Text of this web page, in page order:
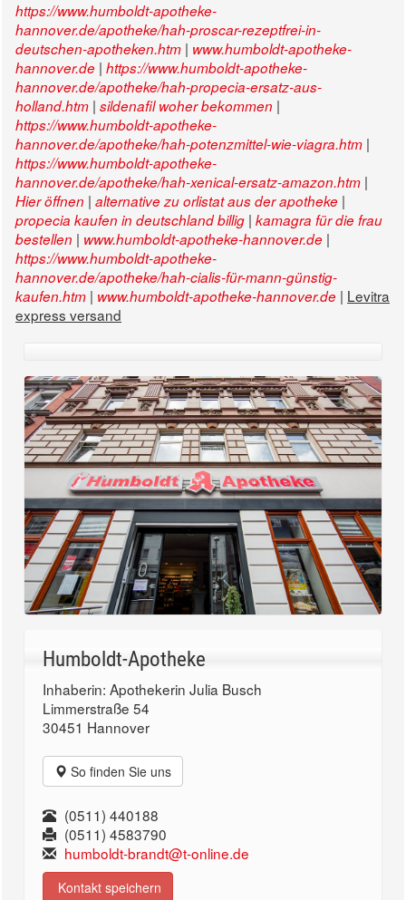
https://www.humboldt-apotheke-
hannover.de/apotheke/hah-proscar-rezeptfrei-in-
deutschen-apotheken.htm | www.humboldt-apotheke-
hannover.de | https://www.humboldt-apotheke-
hannover.de/apotheke/hah-propecia-ersatz-aus-
holland.htm | sildenafil woher bekommen |
https://www.humboldt-apotheke-
hannover.de/apotheke/hah-potenzmittel-wie-viagra.htm |
https://www.humboldt-apotheke-
hannover.de/apotheke/hah-xenical-ersatz-amazon.htm |
Hier öffnen | alternative zu orlistat aus der apotheke |
propecia kaufen in deutschland billig | kamagra für die frau
bestellen | www.humboldt-apotheke-hannover.de |
https://www.humboldt-apotheke-
hannover.de/apotheke/hah-cialis-für-mann-günstig-
kaufen.htm | www.humboldt-apotheke-hannover.de | Levitra
express versand
Humboldt-Apotheke
Inhaberin: Apothekerin Julia Busch
Limmerstraße 54
30451 Hannover
So finden Sie uns
(0511) 440188
(0511) 4583790
humboldt-brandt@t-online.de
Kontakt speichern